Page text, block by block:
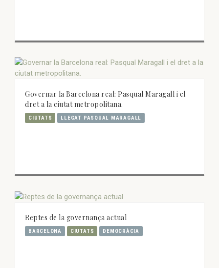
Governar la Barcelona real: Pasqual Maragall i el
dret a la ciutat metropolitana.
CIUTATS LLEGAT PASQUAL MARAGALL
Reptes de la governança actual
BARCELONA CIUTATS DEMOCRÀCIA